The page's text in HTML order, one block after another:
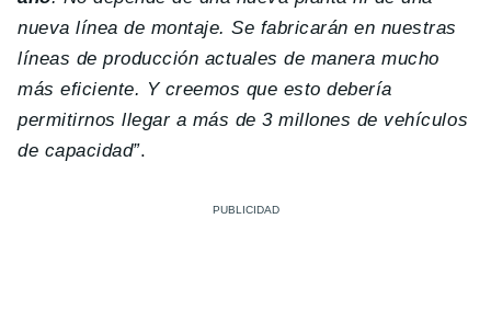
nueva línea de montaje. Se fabricarán en nuestras
líneas de producción actuales de manera mucho
más eficiente. Y creemos que esto debería
permitirnos llegar a más de 3 millones de vehículos
de capacidad”.